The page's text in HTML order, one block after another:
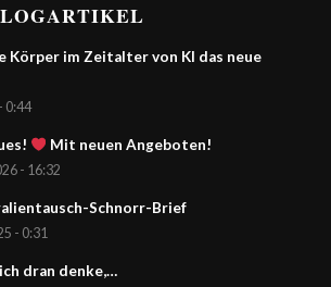
Körper im Zeitalter von KI das neue
0:44
Mit neuen Angeboten!
- 16:32
Schnorr-Brief
- 0:31
dran denke,…